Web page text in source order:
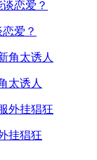
爱？
太诱人
挂猖狂